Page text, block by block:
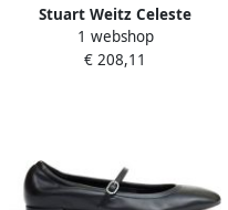
Stuart Weitz Celeste
ballerina's
1 webshop
€ 208,11